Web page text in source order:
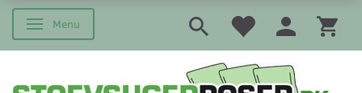
Skifte navigation
Menu